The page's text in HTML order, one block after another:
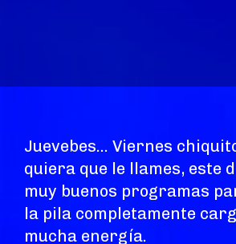
Juevebes… Viernes
quiera que le llames, este
muy buenos programas
la pila completamente
mucha energía.